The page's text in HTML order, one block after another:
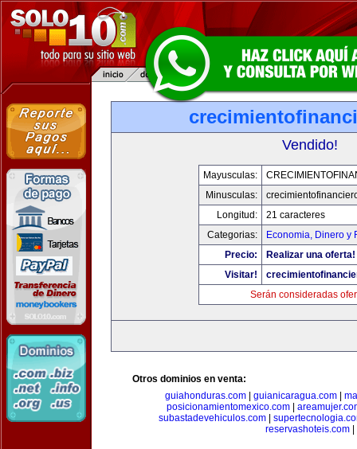
Vendido!
Mayusculas:
Minusculas:
Longitud:
21 caracteres
Categorias:
Economia, Dinero y
Precio:
Realizar una oferta!
Visitar!
Serán consideradas
Otros dominios en venta:
guiahonduras.com| guianicaragua.com|
posicionamientomexico.com
subastadevehiculos.com
reservashoteis.com